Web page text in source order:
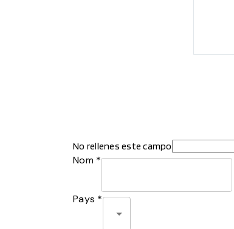
No rellenes este campo
Nom *
Pays *